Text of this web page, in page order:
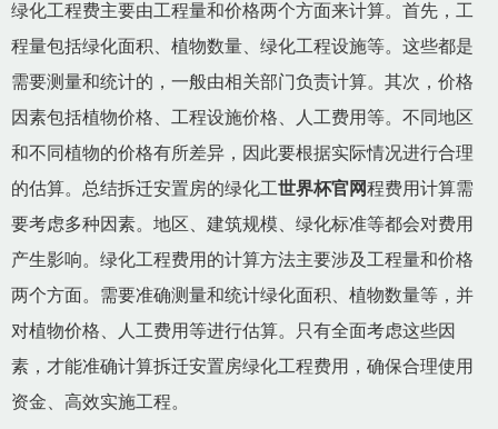
绿化工程费主要由工程量和价格两个方面来计算。首先，工
程量包括绿化面积、植物数量、绿化工程设施等。这些都是
需要测量和统计的，一般由相关部门负责计算。其次，价格
因素包括植物价格、工程设施价格、人工费用等。不同地区
和不同植物的价格有所差异，因此要根据实际情况进行合理
的估算。总结拆迁安置房的绿化工世界杯官网程费用计算需
要考虑多种因素。地区、建筑规模、绿化标准等都会对费用
产生影响。绿化工程费用的计算方法主要涉及工程量和价格
两个方面。需要准确测量和统计绿化面积、植物数量等，并
对植物价格、人工费用等进行估算。只有全面考虑这些因
素，才能准确计算拆迁安置房绿化工程费用，确保合理使用
资金、高效实施工程。